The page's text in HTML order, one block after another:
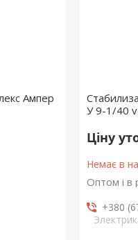
Ампер
У 9-1/40
Ціну
Немає в
Оптом і в
+380